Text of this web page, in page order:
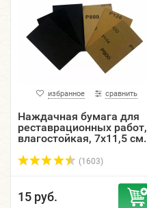
избранное сравнить
Наждачная бумага для
реставрационных работ,
влагостойкая, 7х11,5 см.
(1603)
15 руб.